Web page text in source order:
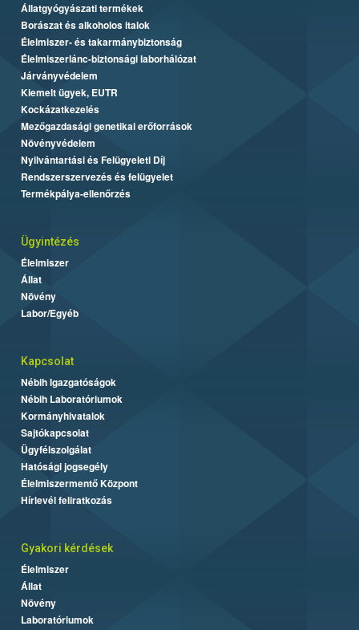
Állatgyógyászati termékek
Borászat és alkoholos italok
Élelmiszer- és takarmánybiztonság
Élelmiszerlánc-biztonsági laborhálózat
Járványvédelem
Kiemelt ügyek, EUTR
Kockázatkezelés
Mezőgazdasági genetikai erőforrások
Növényvédelem
Nyilvántartási és Felügyeleti Díj
Rendszerszervezés és felügyelet
Termékpálya-ellenőrzés
Ügyintézés
Élelmiszer
Állat
Növény
Labor/Egyéb
Kapcsolat
Nébih Igazgatóságok
Nébih Laboratóriumok
Kormányhivatalok
Sajtókapcsolat
Ügyfélszolgálat
Hatósági jogsegély
Élelmiszermentő Központ
Hírlevél feliratkozás
Gyakori kérdések
Élelmiszer
Állat
Növény
Laboratóriumok